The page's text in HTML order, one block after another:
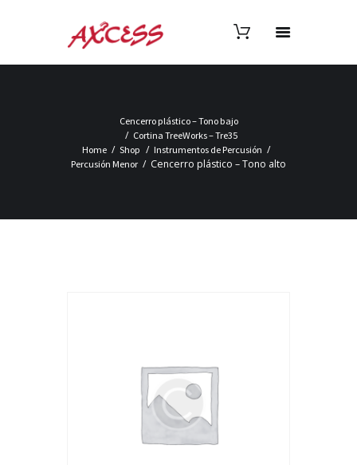
Cencerro plástico – Tono bajo
Cortina TreeWorks – Tre35
Home
Shop
Instrumentos de Percusión
Percusión Menor
Cencerro plástico – Tono alto